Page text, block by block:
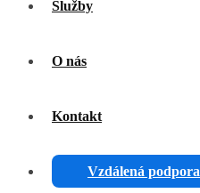
Služby
O nás
Kontakt
Vzdálená podpora